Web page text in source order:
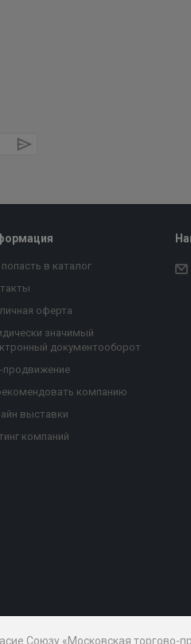
в каталог
оферта
значимый
документооборот
продвижение
компанию
выставки
компаний
Союзу «Московская